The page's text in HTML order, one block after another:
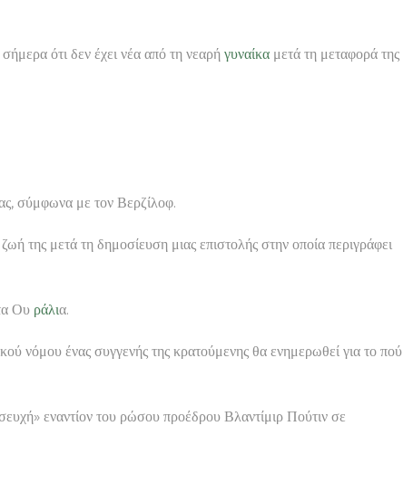
ότι δεν έχει νέα από τη νεαρή γυναίκα μετά τη μεταφορά της
σύμφωνα με τον Βερζίλοφ.
της μετά τη δημοσίευση μιας επιστολής στην οποία περιγράφει
Ου ράλια.
νόμου ένας συγγενής της κρατούμενης θα ενημερωθεί για το πού
εναντίον του ρώσου προέδρου Βλαντίμιρ Πούτιν σε